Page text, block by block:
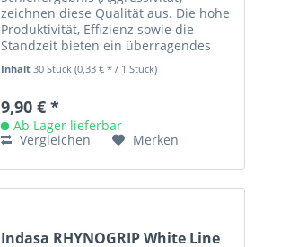
zeichnen diese Qualität aus. Die hohe
Produktivität, Effizienz sowie die
Standzeit bieten ein überragendes
Preis- /Leistungsverhältnis....
Inhalt30 Stück(0,33 € * / 1 Stück)
9,90 € *
Ab Lager lieferbar
Vergleichen
Merken
Indasa RHYNOGRIP White Line